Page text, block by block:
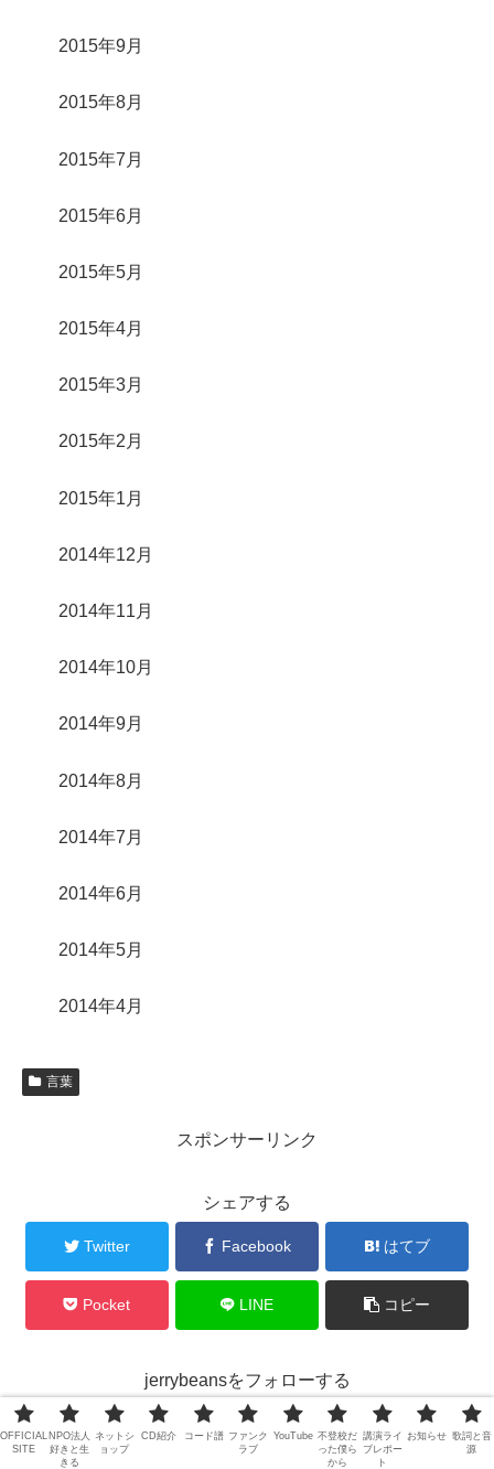
2015年9月
2015年8月
2015年7月
2015年6月
2015年5月
2015年4月
2015年3月
2015年2月
2015年1月
2014年12月
2014年11月
2014年10月
2014年9月
2014年8月
2014年7月
2014年6月
2014年5月
2014年4月
言葉
スポンサーリンク
シェアする
Twitter Facebook はてブ
Pocket LINE コピー
jerrybeansをフォローする
OFFICIAL
SITE
NPO法人
好きと生
きる
ネットシ
ョップ
CD紹介 コード譜 ファンク
ラブ
YouTube 不登校だ
った僕ら
から
講演ライ
ブレポー
ト
お知らせ 歌詞と音
源